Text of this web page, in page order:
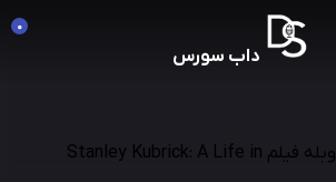
داب سورس